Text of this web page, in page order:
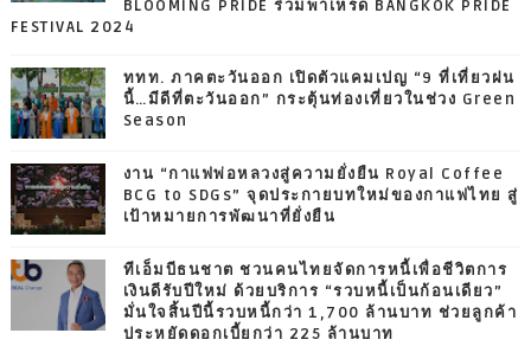
BLOOMING PRIDE ร่วมพาเหรด BANGKOK PRIDE
FESTIVAL 2024
ททท. ภาคตะวันออก เปิดตัวแคมเปญ “9 ที่เที่ยวฝน
นี้…มีดีที่ตะวันออก” กระตุ้นท่องเที่ยวในช่วง Green
Season
งาน “กาแฟพ่อหลวงสู่ความยั่งยืน Royal Coffee
BCG to SDGs” จุดประกายบทใหม่ของกาแฟไทย สู่
เป้าหมายการพัฒนาที่ยั่งยืน
ทีเอ็มบีธนชาต ชวนคนไทยจัดการหนี้เพื่อชีวิตการ
เงินดีรับปีใหม่ ด้วยบริการ “รวบหนี้เป็นก้อนเดียว”
มั่นใจสิ้นปีนี้รวบหนี้กว่า 1,700 ล้านบาท ช่วยลูกค้า
ประหยัดดอกเบี้ยกว่า 225 ล้านบาท